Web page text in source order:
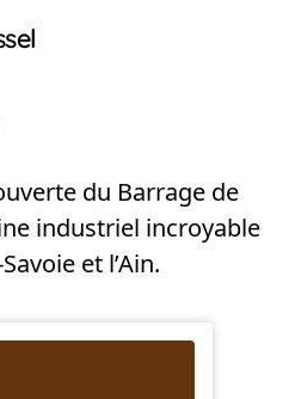
du Barrage de
industriel incroyable
et l’Ain.